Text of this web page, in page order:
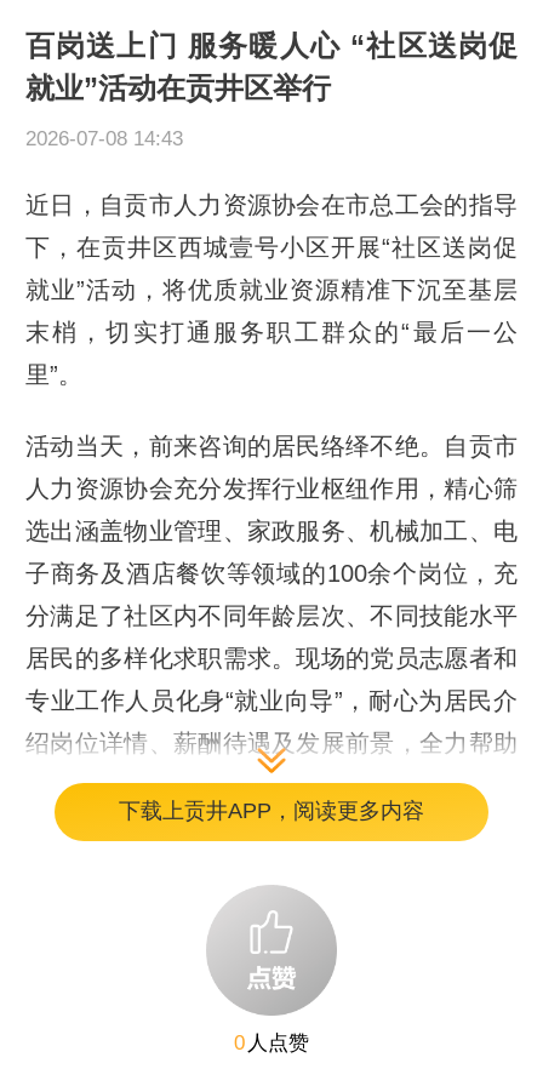
百岗送上门 服务暖人心 “社区送岗促
就业”活动在贡井区举行
2026-07-08 14:43
近日，自贡市人力资源协会在市总工会的指导
下，在贡井区西城壹号小区开展“社区送岗促
就业”活动，将优质就业资源精准下沉至基层
末梢，切实打通服务职工群众的“最后一公
里”。
活动当天，前来咨询的居民络绎不绝。自贡市
人力资源协会充分发挥行业枢纽作用，精心筛
选出涵盖物业管理、家政服务、机械加工、电
子商务及酒店餐饮等领域的100余个岗位，充
分满足了社区内不同年龄层次、不同技能水平
居民的多样化求职需求。现场的党员志愿者和
专业工作人员化身“就业向导”，耐心为居民介
绍岗位详情、薪酬待遇及发展前景，全力帮助
求职者就近就地匹配心仪工作，真正实现
了“岗位送上门、就业在身边”。
下载上贡井APP，阅读更多内容
0 人点赞